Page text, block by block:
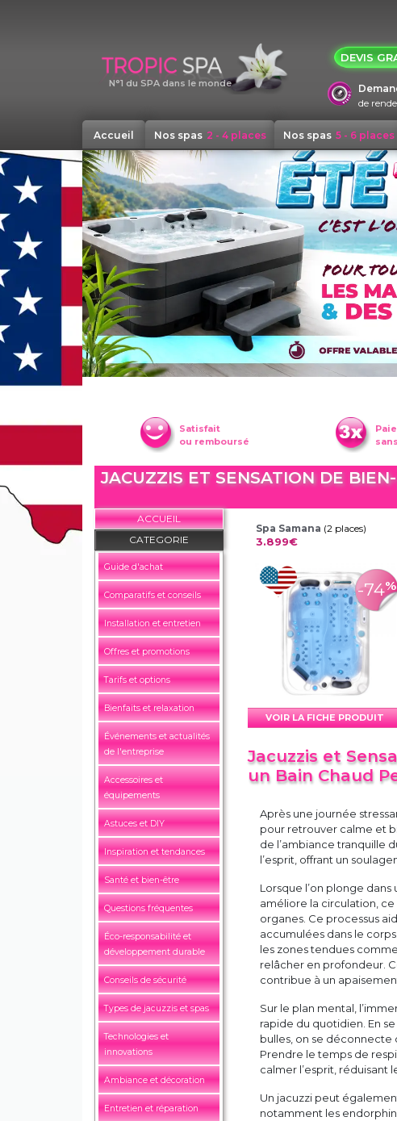
N°1 du SPA dans le monde
DEVIS
de
Accueil Nos spas 2 - 4 places Nos spas 5 - 6 places
Satisfait
ou remboursé
JACUZZIS ET SENSATION DE
ACCUEIL
CATEGORIE
Guide d'achat
Comparatifs et conseils
Installation et entretien
Offres et promotions
Tarifs et options
Bienfaits et relaxation
Événements et actualités
de l'entreprise
Accessoires et
équipements
Astuces et DIY
Inspiration et tendances
Santé et bien-être
Questions fréquentes
Éco-responsabilité et
développement durable
Conseils de sécurité
Types de jacuzzis et spas
Technologies et
innovations
Ambiance et décoration
Entretien et réparation
Spa Samana (2 places)
3.899€
-74%
VOIR LA FICHE PRODUIT
Jacuzzis et
un Bain Chaud
Après une journée
pour retrouver calme et
de l’ambiance tranquille
l’esprit, offrant un
Lorsque l’on plonge dans
améliore la circulation,
organes. Ce processus
accumulées dans le
les zones tendues
relâcher en profondeur.
contribue à un
Sur le plan mental,
rapide du quotidien. En
bulles, on se déconnecte
Prendre le temps de
calmer l’esprit, réduisant
Un jacuzzi peut
notamment les